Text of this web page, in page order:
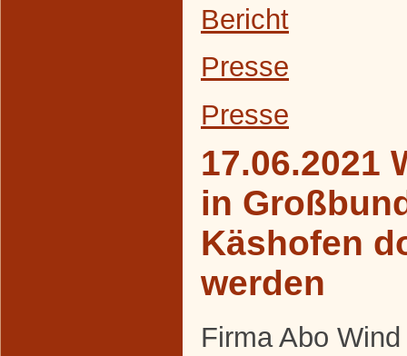
Bericht
Presse
Presse
17.06.2021
in
Käshofen
werden
Firma Abo